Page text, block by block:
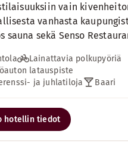
vain
vanhasta
sauna sekä Senso
Lainattavia polkupyöriä
latauspiste
ja juhlatiloja
Baari
hotellin tiedot